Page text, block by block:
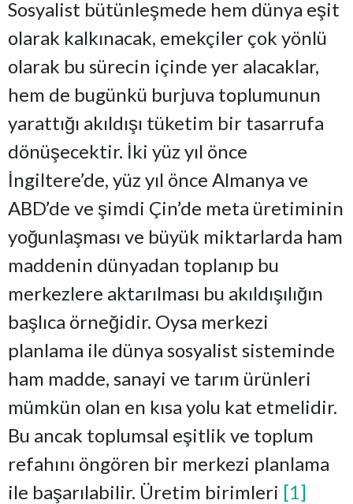
Sosyalist bütünleşmede hem dünya eşit
olarak kalkınacak, emekçiler çok yönlü
olarak bu sürecin içinde yer alacaklar,
hem de bugünkü burjuva toplumunun
yarattığı akıldışı tüketim bir tasarrufa
dönüşecektir. İki yüz yıl önce
İngiltere’de, yüz yıl önce Almanya ve
ABD’de ve şimdi Çin’de meta üretiminin
yoğunlaşması ve büyük miktarlarda ham
maddenin dünyadan toplanıp bu
merkezlere aktarılması bu akıldışılığın
başlıca örneğidir. Oysa merkezi
planlama ile dünya sosyalist sisteminde
ham madde, sanayi ve tarım ürünleri
mümkün olan en kısa yolu kat etmelidir.
Bu ancak toplumsal eşitlik ve toplum
refahını öngören bir merkezi planlama
ile başarılabilir. Üretim birimleri [1]